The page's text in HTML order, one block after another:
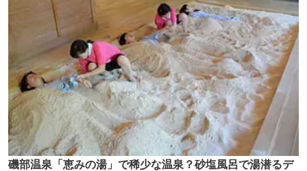
磯部温泉「恵みの湯」で稀少な温泉？砂塩風呂で湯潜るデ